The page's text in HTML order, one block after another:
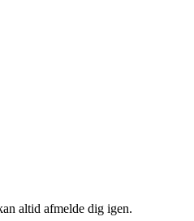
altid afmelde dig igen.